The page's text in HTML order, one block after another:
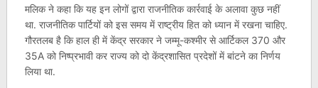
मलिक ने कहा कि यह इन लोगों द्वारा राजनीतिक कार्रवाई के अलावा कुछ नहीं
था. राजनीतिक पार्टियों को इस समय में राष्ट्रीय हित को ध्यान में रखना चाहिए.
गौरतलब है कि हाल ही में केंद्र सरकार ने जम्मू-कश्मीर से आर्टिकल 370 और
35A को निष्प्रभावी कर राज्य को दो केंद्रशासित प्रदेशों में बांटने का निर्णय
लिया था.